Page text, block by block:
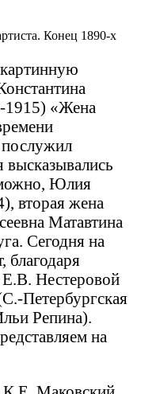
1915) «Жена
послужил
Юлия
вторая жена
Матавтина
Сегодня на
благодаря
Е.В. Нестеровой
Петербургская
Репина).
на